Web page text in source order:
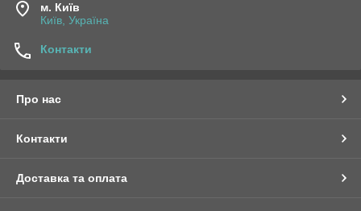
м. Київ
Київ, Україна
Контакти
Про нас
Контакти
Доставка та оплата